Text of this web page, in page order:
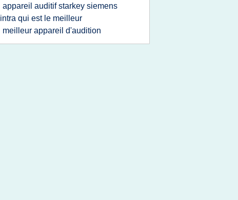
appareil auditif starkey siemens
intra qui est le meilleur
meilleur appareil d'audition